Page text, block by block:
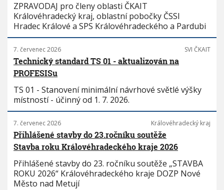
ZPRAVODAJ pro členy oblasti ČKAIT
Královéhradecký kraj, oblastní pobočky ČSSI
Hradec Králové a SPS Královéhradeckého a Pardubi
7. červenec 2026 SVI ČKAIT
Technický standard TS 01 - aktualizován na
PROFESISu
TS 01 - Stanovení minimální návrhové světlé výšky
místností - účinný od 1. 7. 2026.
7. červenec 2026 Královéhradecký kraj
Přihlášené stavby do 23.ročníku soutěže
Stavba roku Královéhradeckého kraje 2026
Přihlášené stavby do 23. ročníku soutěže „STAVBA
ROKU 2026“ Královéhradeckého kraje DOZP Nové
Město nad Metují